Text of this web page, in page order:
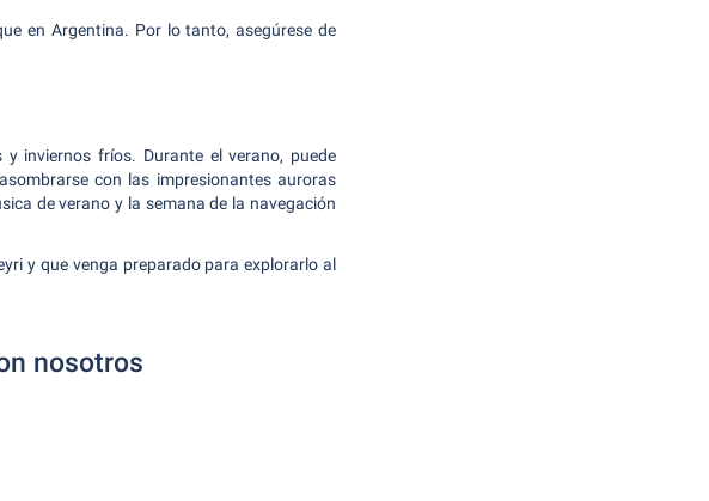
en Argentina. Por lo tanto, asegúrese de
inviernos fríos. Durante el verano, puede
con las impresionantes auroras
de verano y la semana de la navegación
y que venga preparado para explorarlo al
nosotros